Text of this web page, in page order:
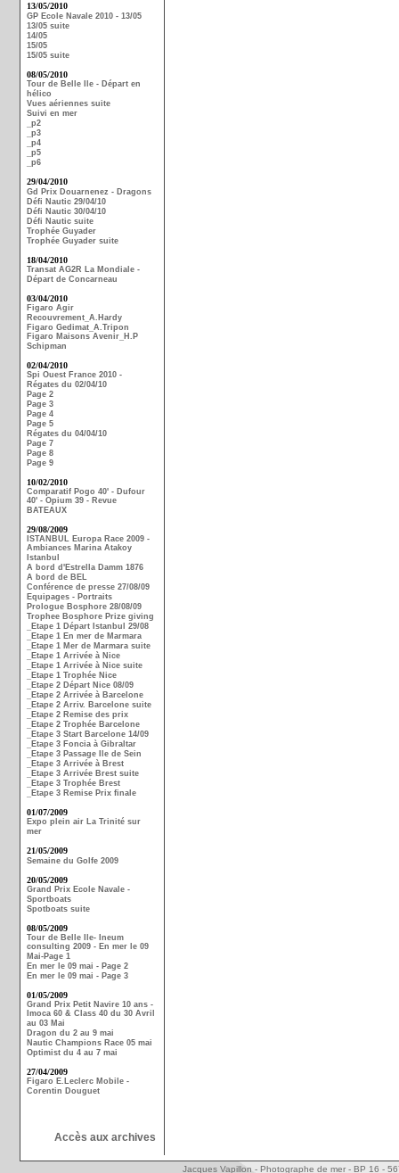
13/05/2010
GP Ecole Navale 2010 - 13/05
13/05 suite
14/05
15/05
15/05 suite
08/05/2010
Tour de Belle Ile - Départ en
hélico
Vues aériennes suite
Suivi en mer
_p2
_p3
_p4
_p5
_p6
29/04/2010
Gd Prix Douarnenez - Dragons
Défi Nautic 29/04/10
Défi Nautic 30/04/10
Défi Nautic suite
Trophée Guyader
Trophée Guyader suite
18/04/2010
Transat AG2R La Mondiale -
Départ de Concarneau
03/04/2010
Figaro Agir
Recouvrement_A.Hardy
Figaro Gedimat_A.Tripon
Figaro Maisons Avenir_H.P
Schipman
02/04/2010
Spi Ouest France 2010 -
Régates du 02/04/10
Page 2
Page 3
Page 4
Page 5
Régates du 04/04/10
Page 7
Page 8
Page 9
10/02/2010
Comparatif Pogo 40' - Dufour
40' - Opium 39 - Revue
BATEAUX
29/08/2009
ISTANBUL Europa Race 2009 -
Ambiances Marina Atakoy
Istanbul
A bord d'Estrella Damm 1876
A bord de BEL
Conférence de presse 27/08/09
Equipages - Portraits
Prologue Bosphore 28/08/09
Trophee Bosphore Prize giving
_Etape 1 Départ Istanbul 29/08
_Etape 1 En mer de Marmara
_Etape 1 Mer de Marmara suite
_Etape 1 Arrivée à Nice
_Etape 1 Arrivée à Nice suite
_Etape 1 Trophée Nice
_Etape 2 Départ Nice 08/09
_Etape 2 Arrivée à Barcelone
_Etape 2 Arriv. Barcelone suite
_Etape 2 Remise des prix
_Etape 2 Trophée Barcelone
_Etape 3 Start Barcelone 14/09
_Etape 3 Foncia à Gibraltar
_Etape 3 Passage Ile de Sein
_Etape 3 Arrivée à Brest
_Etape 3 Arrivée Brest suite
_Etape 3 Trophée Brest
_Etape 3 Remise Prix finale
01/07/2009
Expo plein air La Trinité sur
mer
21/05/2009
Semaine du Golfe 2009
20/05/2009
Grand Prix Ecole Navale -
Sportboats
Spotboats suite
08/05/2009
Tour de Belle Ile- Ineum
consulting 2009 - En mer le 09
Mai-Page 1
En mer le 09 mai - Page 2
En mer le 09 mai - Page 3
01/05/2009
Grand Prix Petit Navire 10 ans -
Imoca 60 & Class 40 du 30 Avril
au 03 Mai
Dragon du 2 au 9 mai
Nautic Champions Race 05 mai
Optimist du 4 au 7 mai
27/04/2009
Figaro E.Leclerc Mobile -
Corentin Douguet
Accès aux archives
Jacques Vapillon - Photographe de mer - BP 16 -